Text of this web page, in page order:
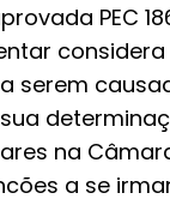
PEC
serem
na
a se